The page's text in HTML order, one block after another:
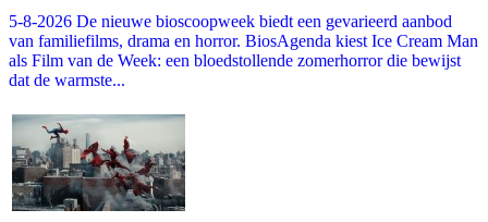
5-8-2026 De nieuwe bioscoopweek biedt een gevarieerd aanbod
van familiefilms, drama en horror. BiosAgenda kiest Ice Cream Man
als Film van de Week: een bloedstollende zomerhorror die bewijst
dat de warmste...